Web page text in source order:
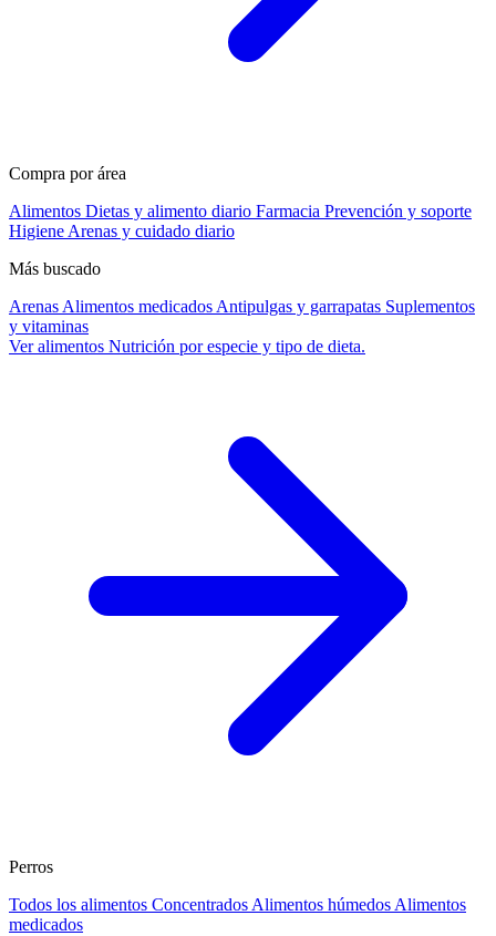
Compra por área
Alimentos Dietas y alimento diario Farmacia Prevención y soporte
Higiene Arenas y cuidado diario
Más buscado
Arenas Alimentos medicados Antipulgas y garrapatas Suplementos
y vitaminas
Ver alimentos Nutrición por especie y tipo de dieta.
Perros
Todos los alimentos Concentrados Alimentos húmedos Alimentos
medicados